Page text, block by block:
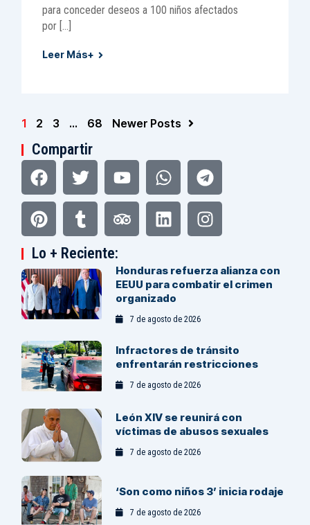
para conceder deseos a 100 niños afectados
por […]
Leer Más+
1 2 3 … 68 Newer Posts
Compartir
Facebook
TwitterYoutubeWhatsappTelegram
Pinterest
TumblrTripadvisor
LinkedinInstagram
Lo + Reciente:
Honduras refuerza alianza con
EEUU para combatir el crimen
organizado
7 de agosto de 2026
Infractores de tránsito
enfrentarán restricciones
7 de agosto de 2026
León XIV se reunirá con
víctimas de abusos sexuales
7 de agosto de 2026
‘Son como niños 3’ inicia rodaje
7 de agosto de 2026